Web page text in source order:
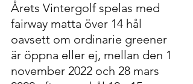
Årets Vintergolf spelas med
fairway matta över 14 hål
oavsett om ordinarie greener
är öppna eller ej, mellan den 1
november 2022 och 28 mars